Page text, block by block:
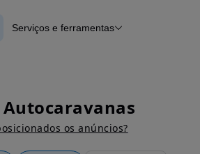
Serviços e ferramentas
os anúncios?